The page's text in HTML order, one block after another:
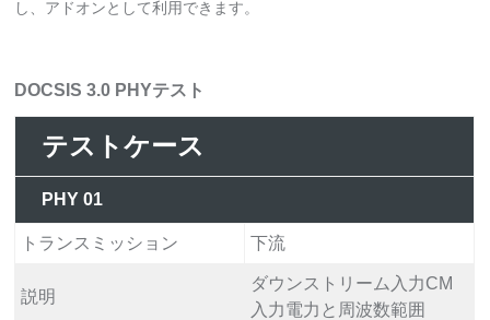
し、アドオンとして利用できます。
DOCSIS 3.0 PHYテスト
テストケース
PHY 01
トランスミッション 下流
説明
ダウンストリーム入力CM
入力電力と周波数範囲